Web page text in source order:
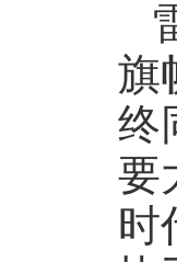
旗
终
要
时